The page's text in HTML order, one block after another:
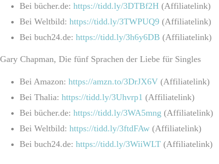
Bei bücher.de: https://tidd.ly/3DTBf2H (Affiliatelink)
Bei Weltbild: https://tidd.ly/3TWPUQ9 (Affiliatelink)
Bei buch24.de: https://tidd.ly/3h6y6DB (Affiliatelink)
Gary Chapman, Die fünf Sprachen der Liebe für Singles
Bei Amazon: https://amzn.to/3DrJX6V (Affiliatelink)
Bei Thalia: https://tidd.ly/3Uhvrp1 (Affiliatelink)
Bei bücher.de: https://tidd.ly/3WA5mng (Affiliatelink)
Bei Weltbild: https://tidd.ly/3ftdFAw (Affiliatelink)
Bei buch24.de: https://tidd.ly/3WiiWLT (Affiliatelink)